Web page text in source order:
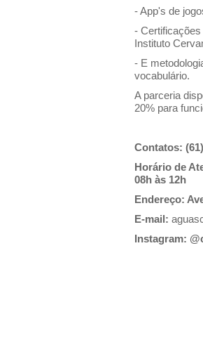
- App's de
-
Instituto
- E
vocabulário.
A parceria
20% para
Contatos:
Horário de
08h às 12h
Endereço:
E-mail:
Instagram: